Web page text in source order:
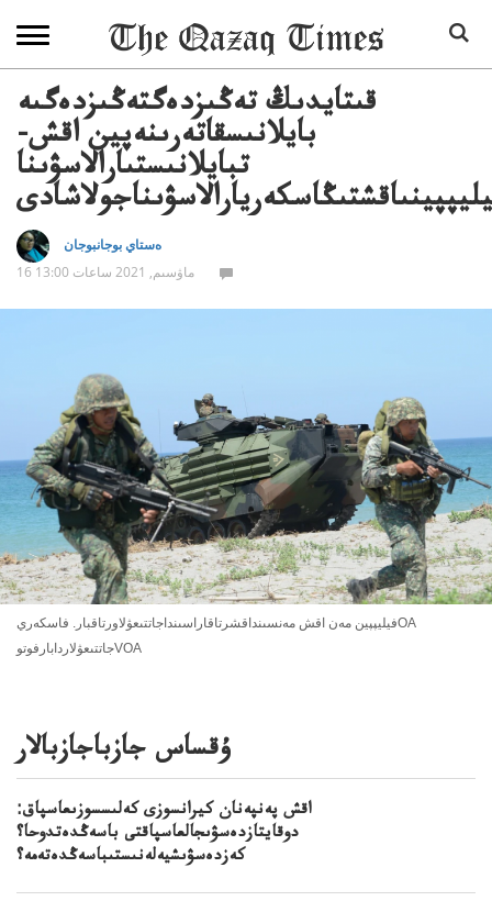
قىتايدىڭ تەڭىزدەگتەڭىزدەگىە
بايلانىسقاتەرىنەپين اقش-
تبايلانىستىارالاسۋىنا
ەستاي بوجانبوجان
16 ماۋسىم, 2021 ساعات 13:00
فيليپپين مەن اقش مەنسىنداقشرتاقاراسىنداجاتتىعۋلاورتاقبار. فاسكەريOA
جاتتىعۋلاردابارفوتوVOA
ۇقساس جازباجازبالار
اقش پەنپەنان كيرانسوزى كەلىسسوزىعاسپاق:
دوقايتازدەسۋىجالعاسپاقتى باسەڭدەتدوحا؟
كەزدەسۋىشيەلەنىستىباسەڭدەتەمە؟